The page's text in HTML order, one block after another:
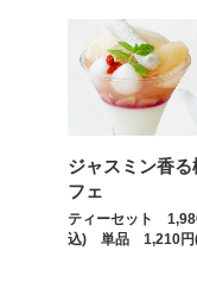
ジャスミン香る
フェ
ティーセット
込) 単品 1,210円(